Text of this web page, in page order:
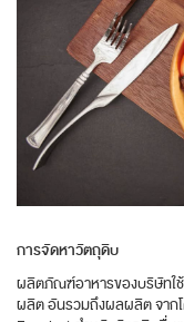
การจัดหาวัตถุดิบ
ผลิตภัณฑ์อาหารของบริษัทใ
ผลิต อันรวมถึงผลผลิต จาก